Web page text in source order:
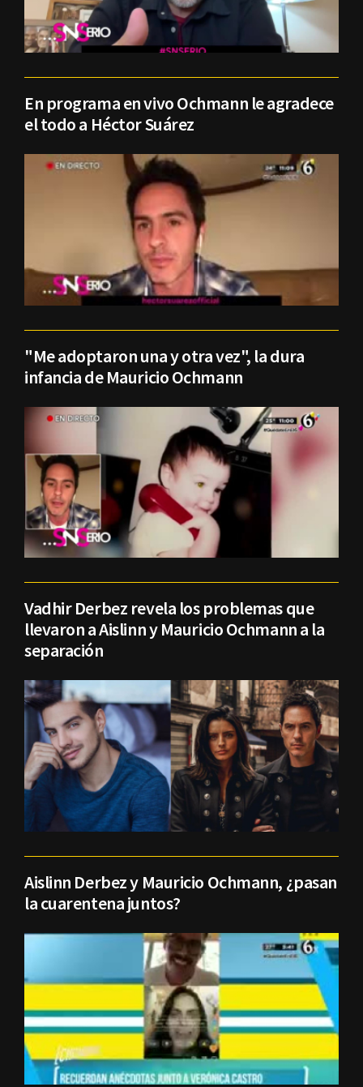
En programa en vivo Ochmann le agradece
el todo a Héctor Suárez
"Me adoptaron una y otra vez", la dura
infancia de Mauricio Ochmann
Vadhir Derbez revela los problemas que
llevaron a Aislinn y Mauricio Ochmann a la
separación
Aislinn Derbez y Mauricio Ochmann, ¿pasan
la cuarentena juntos?